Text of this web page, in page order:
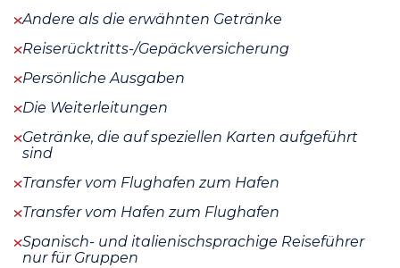
Andere als die erwähnten Getränke
Reiserücktritts-/Gepäckversicherung
Persönliche Ausgaben
Die Weiterleitungen
Getränke, die auf speziellen Karten aufgeführt
sind
Transfer vom Flughafen zum Hafen
Transfer vom Hafen zum Flughafen
Spanisch- und italienischsprachige Reiseführer
nur für Gruppen